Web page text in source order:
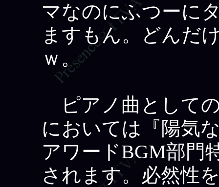
マなのにふつーに
ますもん。どんだ
ｗ。
ピアノ曲として
においては『陽気
アワードBGM部門
されます。必然性